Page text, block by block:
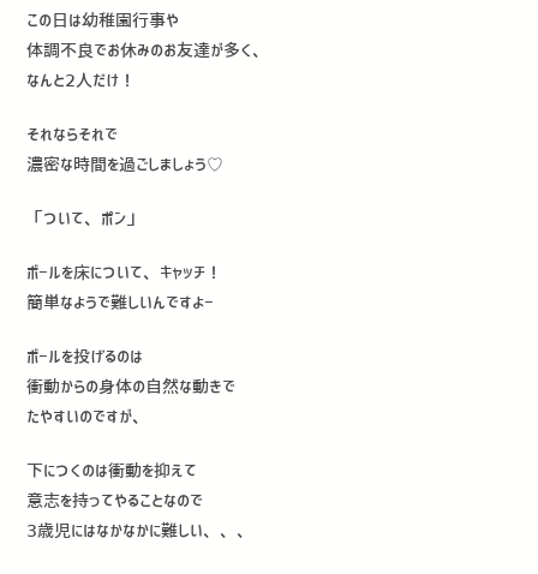
この日は幼稚園行事や
体調不良でお休みのお友達が多く、
なんと2人だけ！
それならそれで
濃密な時間を過ごしましょう♡
「ついて、ポン」
ボールを床について、キャッチ！
簡単なようで難しいんですよー
ボールを投げるのは
衝動からの身体の自然な動きで
たやすいのですが、
下につくのは衝動を抑えて
意志を持ってやることなので
3歳児にはなかなかに難しい、、、